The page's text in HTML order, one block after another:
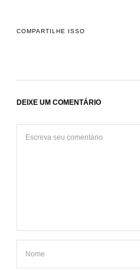
COMPARTILHE ISSO
DEIXE UM COMENTÁRIO